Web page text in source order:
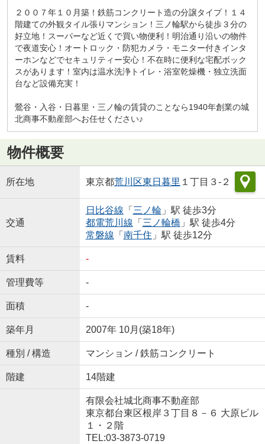
２００７年１０月築！鉄筋コンクリート造の分譲タイプ！１４
階建ての外観タイル張りマンション！三ノ輪駅から徒歩３分の
好立地！スーパーなど近くで買い物便利！明治通り沿いの物件
で夜道安心！オートロック・防犯カメラ・モニター付きインタ
ーホンなどでセキュリティー安心！不在時に便利な宅配ボック
スがあります！室内は温水洗浄トイレ・浴室乾燥機・独立洗面
台など設備充実！
鶯谷・入谷・日暮里・三ノ輪の賃貸のことなら1940年創業の城
北商事不動産部へお任せください♪
物件概要
所在地 東京都荒川区東日暮里 １丁目３-２
交通
日比谷線 「 三ノ輪」駅 徒歩3分
都電荒川線 「 三ノ輪橋 」駅 徒歩4分
常磐線 「 南千住 」駅 徒歩12分
賃料 -
管理費等 -
面積 -
築年月 2007年 10月(築18年)
種別 / 構造 マンション / 鉄筋コンクリート
階建 14階建
有限会社城北商事不動産部
東京都台東区根岸３丁目８－６ 大原ビル
１・２階
TEL:03-3873-0719